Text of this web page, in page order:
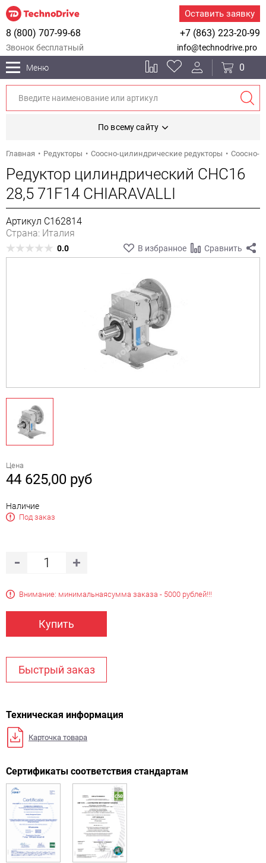
Оставить заявку
+7 (863) 223-20-99
8 (800) 707-99-68
Звонок бесплатный info@technodrive.pro
Меню 0
По всему сайту
Главная Редукторы Соосно-цилиндрические редукторы Соосно-
Редуктор цилиндрический CHC16
28,5 71F14 CHIARAVALLI
Артикул C162814
Страна: Италия
0.0 В избранное Сравнить
Цена
44 625,00 руб
Наличие
Под заказ
Внимание: минимальнаясумма заказа - 5000 рублей!!!
Купить
Быстрый заказ
Техническая информация
Карточка товара
Сертификаты соответствия стандартам